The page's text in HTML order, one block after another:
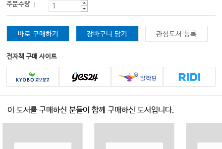
주문수량
바로 구매하기 장바구니 담기 관심도서 등록
전자책 구매 사이트
이 도서를 구매하신 분들이 함께 구매하신 도서입니다.